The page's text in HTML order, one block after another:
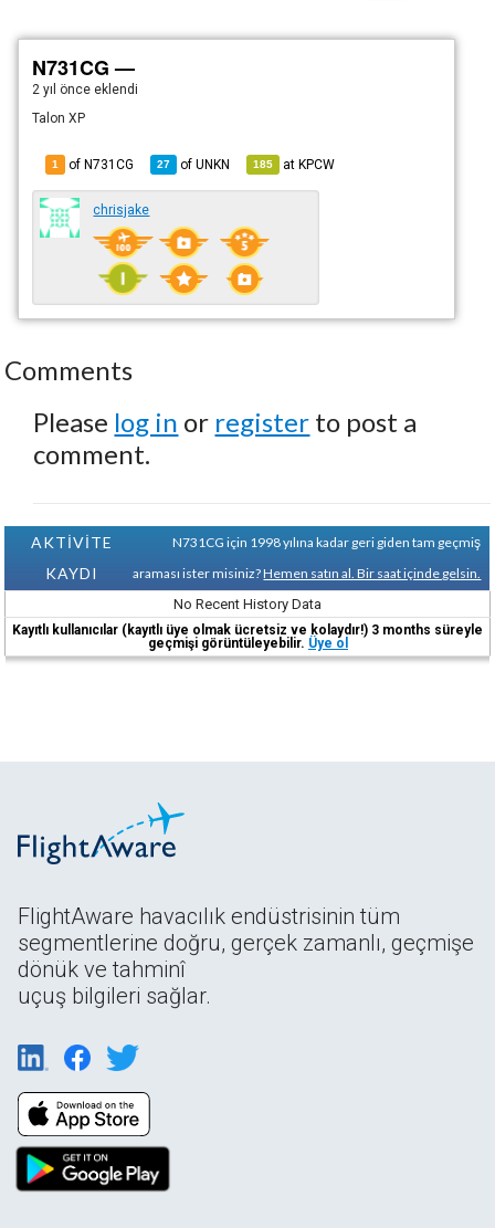
N731CG —
2 yıl önce eklendi
Talon XP
1 of N731CG 27 ofUNKN 185 atKPCW
chrisjake
Comments
Please log in or register to post a
comment.
AKTİVİTE
KAYDI
N731CG için 1998 yılına kadar geri giden tam geçmiş
araması ister misiniz?Hemen satın al. Bir saat içinde gelsin.
No Recent History Data
Kayıtlı kullanıcılar (kayıtlı üye olmak ücretsiz ve kolaydır!) 3 months süreyle
geçmişi görüntüleyebilir. Üye ol
FlightAware havacılık endüstrisinin tüm
segmentlerine doğru, gerçek zamanlı, geçmişe
dönük ve tahminî
uçuş bilgileri sağlar.